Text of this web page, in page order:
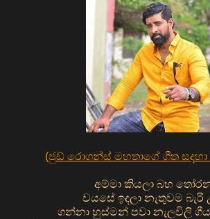
(ජුඩ් රොගන්ස් මහතාගේ ගීත
අම්මා කියලා බහ
වයසේ ඉදලා නැතුවම බැරි
ගන්නා හුස්මන් පවා නැලවිලි